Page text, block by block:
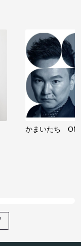
かまいたち